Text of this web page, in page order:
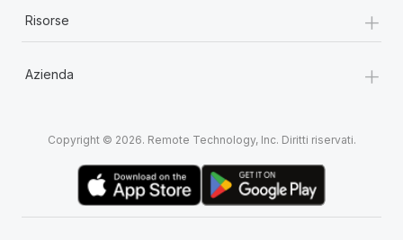
Risorse +
Azienda +
Copyright © 2026. Remote Technology, Inc. Diritti riservati.